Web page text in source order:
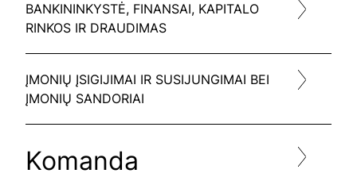
BANKININKYSTĖ, FINANSAI, KAPITALO
RINKOS IR DRAUDIMAS
ĮMONIŲ ĮSIGIJIMAI IR SUSIJUNGIMAI BEI
ĮMONIŲ SANDORIAI
Komanda